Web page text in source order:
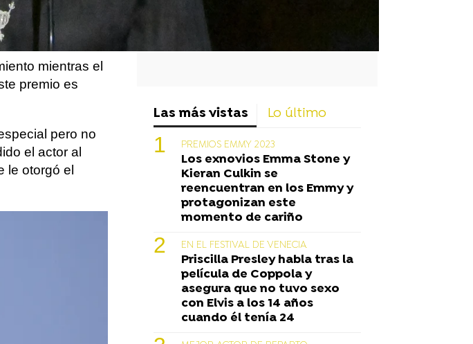
conmigo
mientras el
premio es
pero no
el actor al
le otorgó el
Las más vistas Lo último
PREMIOS EMMY 2023
Los exnovios Emma Stone y
Kieran Culkin se
reencuentran en los Emmy y
protagonizan este
momento de cariño
EN EL FESTIVAL DE VENECIA
Priscilla Presley habla tras la
película de Coppola y
asegura que no tuvo sexo
con Elvis a los 14 años
cuando él tenía 24